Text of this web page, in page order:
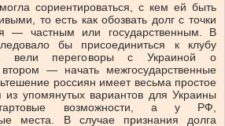
сориентироваться, с кем ей быть
то есть как обозвать долг с точки
— частным или государственным. В
бы присоединиться к клубу
вели переговоры с Украиной о
втором — начать межгосударственные
россиян имеет весьма простое
упомянутых вариантов для Украины
возможности, а у РФ,
места. В случае признания долга